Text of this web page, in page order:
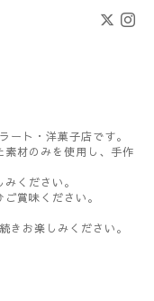
ート・洋菓子店です。
素材のみを使用し、手作
ください。
賞味ください。
きお楽しみください。